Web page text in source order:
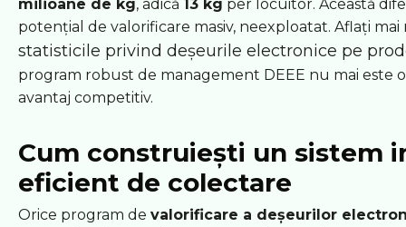
milioane de kg, adică 13 kg per locuitor. Această
potențial de valorificare masiv, neexploatat. Aflați
statisticile privind deșeurile electronice pe
program robust de management DEEE nu mai este
avantaj competitiv.
Cum construiești un sistem
eficient de colectare
Orice program de valorificare a deșeurilor